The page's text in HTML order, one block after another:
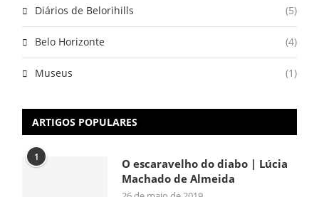
Diários de Belorihills (5)
Belo Horizonte (4)
Museus (1)
ARTIGOS POPULARES
1
O escaravelho do diabo | Lúcia
Machado de Almeida